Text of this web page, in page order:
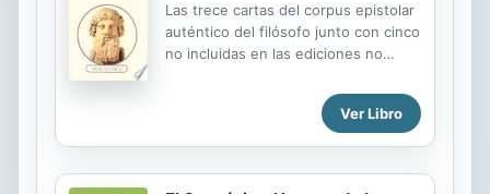
Las trece cartas del corpus epistolar
auténtico del filósofo junto con cinco
no incluidas en las ediciones no
Ver Libro